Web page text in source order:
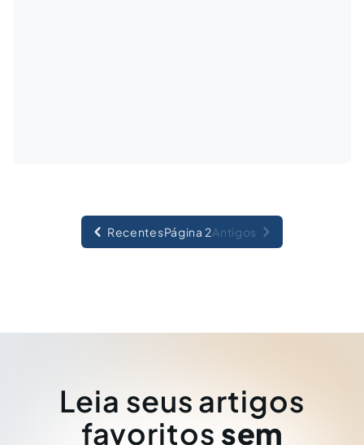
RecentesPágina 2Antigos
Leia seus artigos
favoritos sem